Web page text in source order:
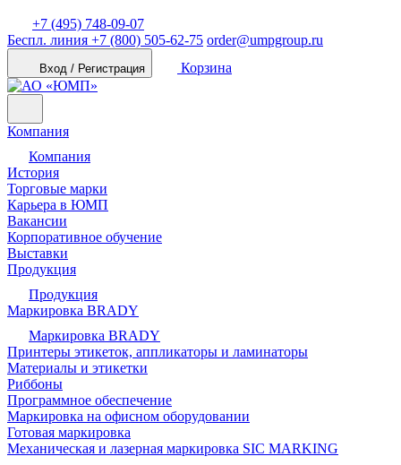
+7 (495) 748-09-07
Беспл. линия +7 (800) 505-62-75 order@umpgroup.ru
Вход / Регистрация Корзина
Компания
Компания
История
Торговые марки
Карьера в ЮМП
Вакансии
Корпоративное обучение
Выставки
Продукция
Продукция
Маркировка BRADY
Маркировка BRADY
Принтеры этикеток, аппликаторы и ламинаторы
Материалы и этикетки
Риббоны
Программное обеспечение
Маркировка на офисном оборудовании
Готовая маркировка
Механическая и лазерная маркировка SIC MARKING